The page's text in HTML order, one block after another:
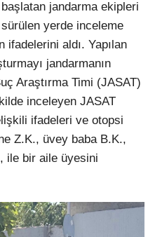
jandarma ekipleri
yerde inceleme
ifadelerini aldı. Yapılan
jandarmanın
Araştırma Timi (JASAT)
inceleyen JASAT
ifadeleri ve otopsi
Z.K., üvey baba B.K.,
ile bir aile üyesini